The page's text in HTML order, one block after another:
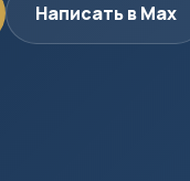
Написать в Max